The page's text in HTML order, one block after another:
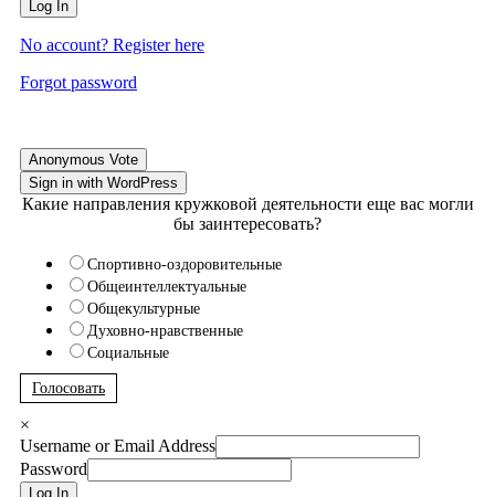
Log In
No account? Register here
Forgot password
Anonymous Vote
Sign in with WordPress
Какие направления кружковой деятельности еще вас могли
бы заинтересовать?
Спортивно-оздоровительные
Общеинтеллектуальные
Общекультурные
Духовно-нравственные
Социальные
Голосовать
×
Username or Email Address
Password
Log In